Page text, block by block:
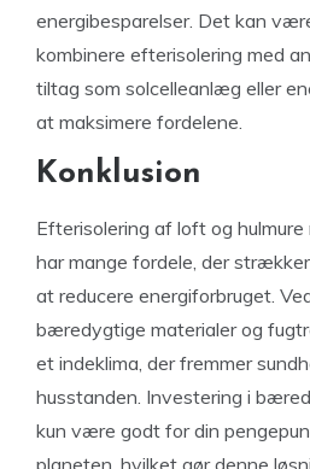
energibesparelser. Det kan
kombinere efterisolering med
tiltag som solcelleanlæg eller
at maksimere fordelene.
Konklusion
Efterisolering af loft og hulmure
har mange fordele, der
at reducere energiforbruget.
bæredygtige materialer og
et indeklima, der fremmer
husstanden. Investering i
kun være godt for din
planeten, hvilket gør denne